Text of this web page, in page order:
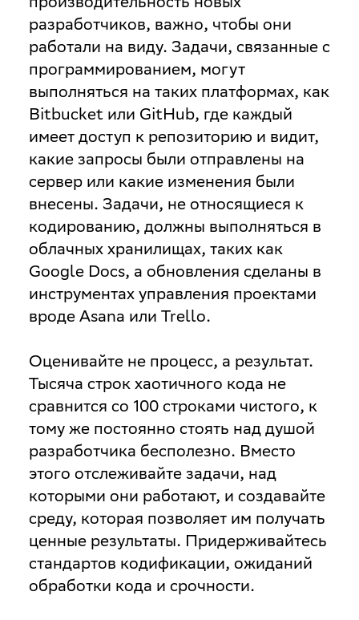
разработчиков, важно, чтобы они
работали на виду. Задачи, связанные с
программированием, могут
выполняться на таких платформах, как
Bitbucket или GitHub, где каждый
имеет доступ к репозиторию и видит,
какие запросы были отправлены на
сервер или какие изменения были
внесены. Задачи, не относящиеся к
кодированию, должны выполняться в
облачных хранилищах, таких как
Google Docs, а обновления сделаны в
инструментах управления проектами
вроде Asana или Trello.
Оценивайте не процесс, а результат.
Тысяча строк хаотичного кода не
сравнится со 100 строками чистого, к
тому же постоянно стоять над душой
разработчика бесполезно. Вместо
этого отслеживайте задачи, над
которыми они работают, и создавайте
среду, которая позволяет им получать
ценные результаты. Придерживайтесь
стандартов кодификации, ожиданий
обработки кода и срочности.